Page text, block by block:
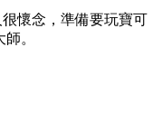
懷念，準備要玩寶可
。